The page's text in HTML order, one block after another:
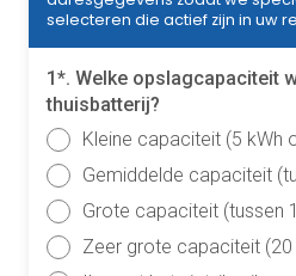
selecteren die actief zijn in uw
1*. Welke opslagcapaciteit
thuisbatterij?
Kleine capaciteit (5 kWh
Gemiddelde capaciteit
Grote capaciteit (tussen
Zeer grote capaciteit